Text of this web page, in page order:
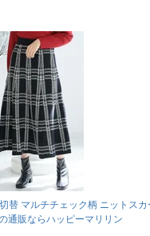
替 マルチチェック柄 ニットスカ
通販ならハッピーマリリン